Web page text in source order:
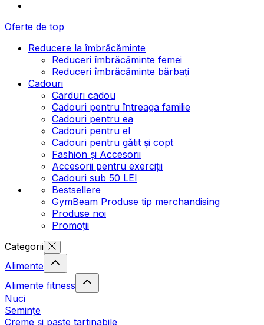
Oferte de top
Reducere la îmbrăcăminte
Reduceri îmbrăcăminte femei
Reduceri îmbrăcăminte bărbați
Cadouri
Carduri cadou
Cadouri pentru întreaga familie
Cadouri pentru ea
Cadouri pentru el
Cadouri pentru gătit și copt
Fashion și Accesorii
Accesorii pentru exerciții
Cadouri sub 50 LEI
Bestsellere
GymBeam Produse tip merchandising
Produse noi
Promoții
Categorii
Alimente
Alimente fitness
Nuci
Semințe
Creme și paste tartinabile